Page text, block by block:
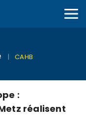
| CAHB
:
réalisent